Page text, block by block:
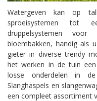
Watergeven kan op
sproeisystemen tot
druppelsystemen
bloembakken, handig als
gieter in diverse trendy
het werken in de tuin
losse onderdelen in
Slanghaspels en
een compleet assortiment